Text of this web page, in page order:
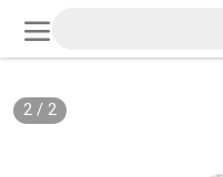
1
/
2